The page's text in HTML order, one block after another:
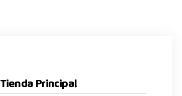
Tienda Principal